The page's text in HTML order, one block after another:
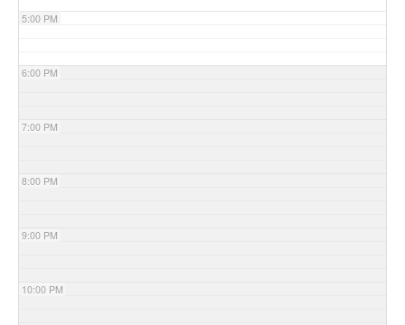
5:00 PM
6:00 PM
7:00 PM
8:00 PM
9:00 PM
10:00 PM